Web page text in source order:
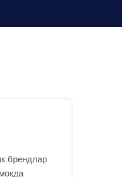
брендлар